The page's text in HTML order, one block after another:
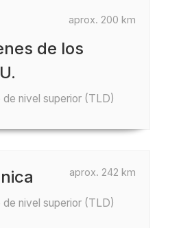
aprox. 200 km
de los
de nivel superior (TLD)
aprox. 242 km
de nivel superior (TLD)